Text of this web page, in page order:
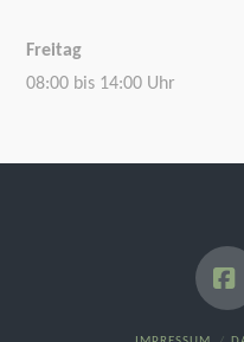
Freitag
08:00 bis 14:00 Uhr